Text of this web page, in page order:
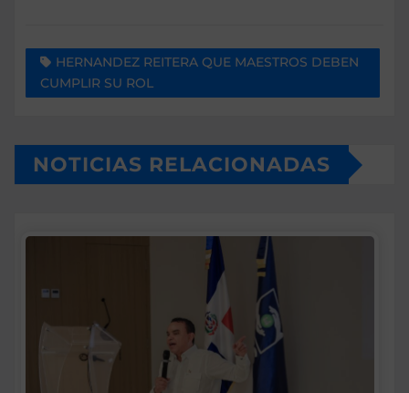
HERNANDEZ REITERA QUE MAESTROS DEBEN
CUMPLIR SU ROL
NOTICIAS RELACIONADAS